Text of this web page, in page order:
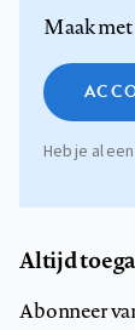
Maak met
Heb je al
Altijd
Abonneer